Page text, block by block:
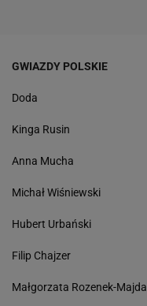
GWIAZDY POLSKIE
Doda
Kinga Rusin
Anna Mucha
Michał Wiśniewski
Hubert Urbański
Filip Chajzer
Małgorzata Rozenek-